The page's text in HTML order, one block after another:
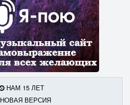
НАМ 15 ЛЕТ
НОВАЯ ВЕРСИЯ